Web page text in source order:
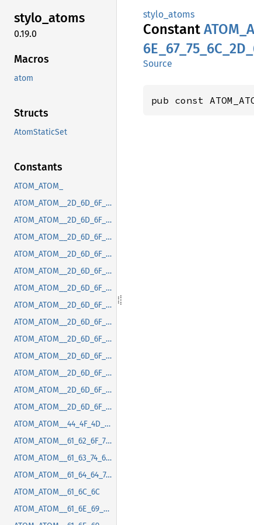
stylo_atoms
0.19.0
Macros
atom
Structs
AtomStaticSet
Constants
ATOM_ATOM_
ATOM_ATOM__2D_6D_6F_7A_2D_63_6F_6E_74_65_6E_74_2D_70_72_65_66_65_72_72_65_64_2D_63_6F_6C_6F_72_2D_73_63_68_65_6D_65
ATOM_ATOM__2D_6D_6F_7A_2D_64_65_76_69_63_65_2D_70_69_78_65_6C_2D_72_61_74_69_6F
ATOM_ATOM__2D_6D_6F_7A_2D_66_69_78_65_64_2D_70_6F_73_2D_63_6F_6E_74_61_69_6E_69_6E_67_2D_62_6C_6F_63_6B
ATOM_ATOM__2D_6D_6F_7A_2D_67_74_6B_2D_63_73_64_2D_63_6C_6F_73_65_2D_62_75_74_74_6F_6E_2D_70_6F_73_69_74_69_6F_6E
ATOM_ATOM__2D_6D_6F_7A_2D_67_74_6B_2D_63_73_64_2D_6D_61_78_69_6D_69_7A_65_2D_62_75_74_74_6F_6E_2D_70_6F_73_69_74_69_6F_6E
ATOM_ATOM__2D_6D_6F_7A_2D_67_74_6B_2D_63_73_64_2D_6D_65_6E_75_2D_72_61_64_69_75_73
ATOM_ATOM__2D_6D_6F_7A_2D_67_74_6B_2D_63_73_64_2D_6D_69_6E_69_6D_69_7A_65_2D_62_75_74_74_6F_6E_2D_70_6F_73_69_74_69_6F_6E
ATOM_ATOM__2D_6D_6F_7A_2D_67_74_6B_2D_63_73_64_2D_74_69_74_6C_65_62_61_72_2D_62_75_74_74_6F_6E_2D_73_70_61_63_69_6E_67
ATOM_ATOM__2D_6D_6F_7A_2D_67_74_6B_2D_63_73_64_2D_74_69_74_6C_65_62_61_72_2D_72_61_64_69_75_73
ATOM_ATOM__2D_6D_6F_7A_2D_67_74_6B_2D_63_73_64_2D_74_6F_6F_6C_74_69_70_2D_72_61_64_69_75_73
ATOM_ATOM__2D_6D_6F_7A_2D_67_74_6B_2D_6D_65_6E_75_2D_72_61_64_69_75_73
ATOM_ATOM__2D_6D_6F_7A_2D_6D_61_63_2D_74_69_74_6C_65_62_61_72_2D_68_65_69_67_68_74
ATOM_ATOM__2D_6D_6F_7A_2D_6F_76_65_72_6C_61_79_2D_73_63_72_6F_6C_6C_62_61_72_2D_66_61_64_65_2D_64_75_72_61_74_69_6F_6E
ATOM_ATOM__44_4F_4D_43_6F_6E_74_65_6E_74_4C_6F_61_64_65_64
ATOM_ATOM__61_62_6F_72_74
ATOM_ATOM__61_63_74_69_76_61_74_65
ATOM_ATOM__61_64_64_74_72_61_63_6B
ATOM_ATOM__61_6C_6C
ATOM_ATOM__61_6E_69_6D_61_74_69_6F_6E_63_61_6E_63_65_6C
stylo_atoms
Constant ATOM_
6E_ 67_ 75_ 6C_ 2D_
Source
pub const